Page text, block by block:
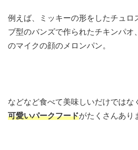
例えば、ミッキーの形をしたチュロ
ブ型のバンズで作られたチキンパオ
のマイクの顔のメロンパン。
などなど食べて美味しいだけではな
可愛いパークフードがたくさんあり